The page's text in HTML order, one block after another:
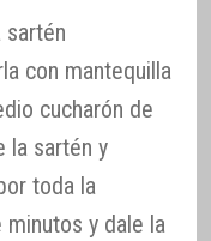
sartén
con mantequilla
cucharón de
la sartén y
toda la
y dale la